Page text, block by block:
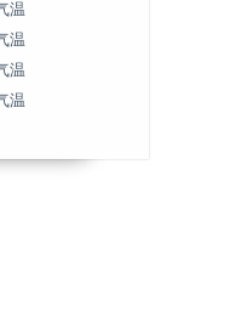
温
温
温
温